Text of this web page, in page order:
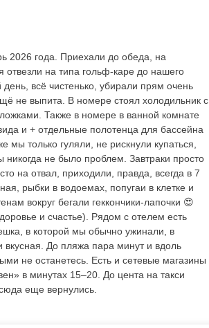
2026 года. Приехали до обеда, на
на типа гольф-каре до нашего
всё чистенько, убирали прям очень
не выпита. В номере стоял холодильник с
Также в номере в ванной комнате
и + отдельные полотенца для бассейна
только гуляли, не рискнули купаться,
не было проблем. Завтраки просто
на отвал, приходили, правда, всегда в 7
рыбки в водоемах, попугаи в клетке и
вокруг бегали геккончики-лапочки 😍
и счастье). Рядом с отелем есть
в которой мы обычно ужинали, в
вкусная. До пляжа пара минут и вдоль
не останетесь. Есть и сетевые магазины
в минутах 15–20. До цента на такси
еще вернулись.